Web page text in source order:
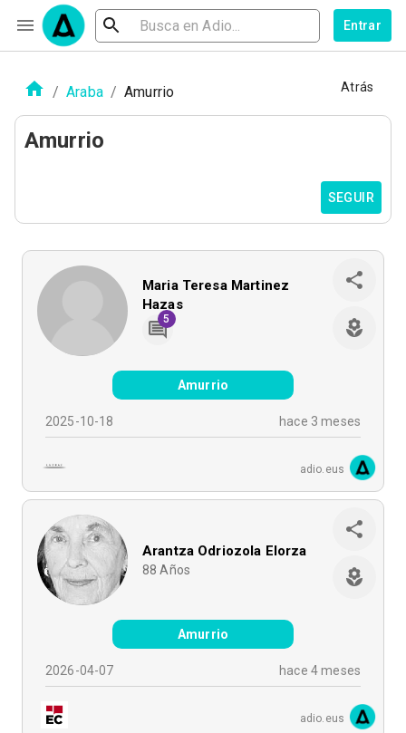
Entrar
/ Araba / Amurrio Atrás
Amurrio
SEGUIR
Maria Teresa Martinez
Hazas
5
Amurrio
2025-10-18 hace 3 meses
adio.eus
Arantza Odriozola Elorza
88 Años
Amurrio
2026-04-07 hace 4 meses
adio.eus